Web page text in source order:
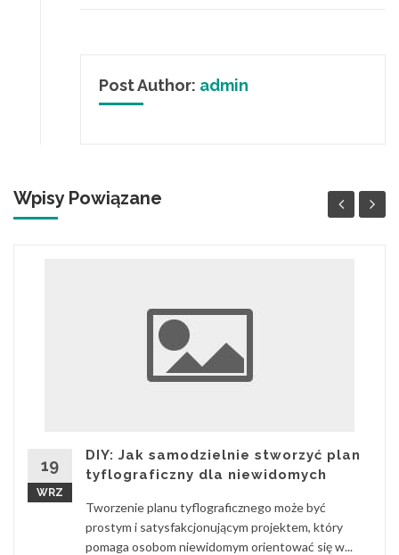
Post Author: admin
Wpisy Powiązane
19
WRZ
DIY: Jak samodzielnie stworzyć plan
tyflograficzny dla niewidomych
Tworzenie planu tyflograficznego może być
prostym i satysfakcjonującym projektem, który
pomaga osobom niewidomym orientować się w...